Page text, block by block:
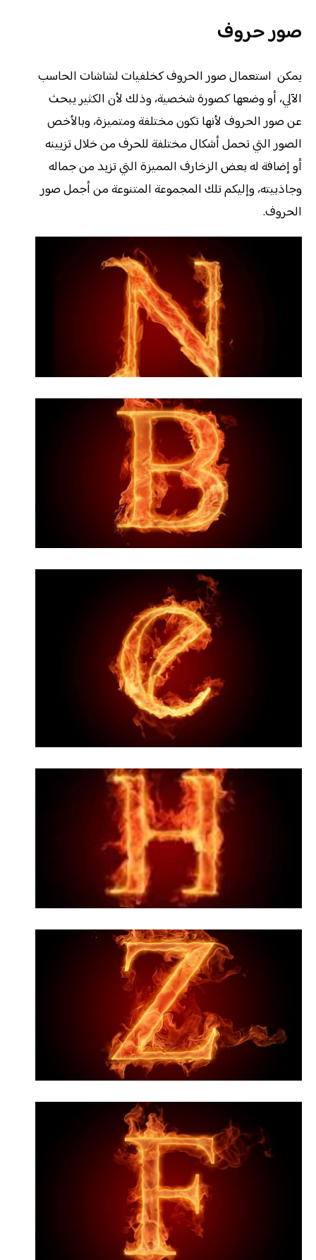
صور حروف
يمكن استعمال صور الحروف كخلفيات لشاشات الحاسب
الآلي، أو وضعها كصورة شخصية، وذلك لأن الكثير يبحث
عن صور الحروف لأنها تكون مختلفة ومتميزة، وبالأخص
الصور التي تحمل أشكال مختلفة للحرف من خلال تزيينه
أو إضافة له بعض الزخارف المميزة التي تزيد من جماله
وجاذبيته، وإليكم تلك المجموعة المتنوعة من أجمل صور
الحروف.